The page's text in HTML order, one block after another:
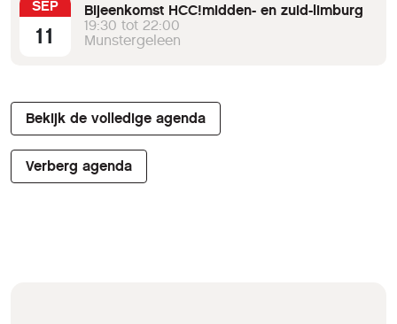
SEP
11
Bijeenkomst HCC!midden- en zuid-limburg
19:30 tot 22:00
Munstergeleen
Bekijk de volledige agenda
Verberg agenda